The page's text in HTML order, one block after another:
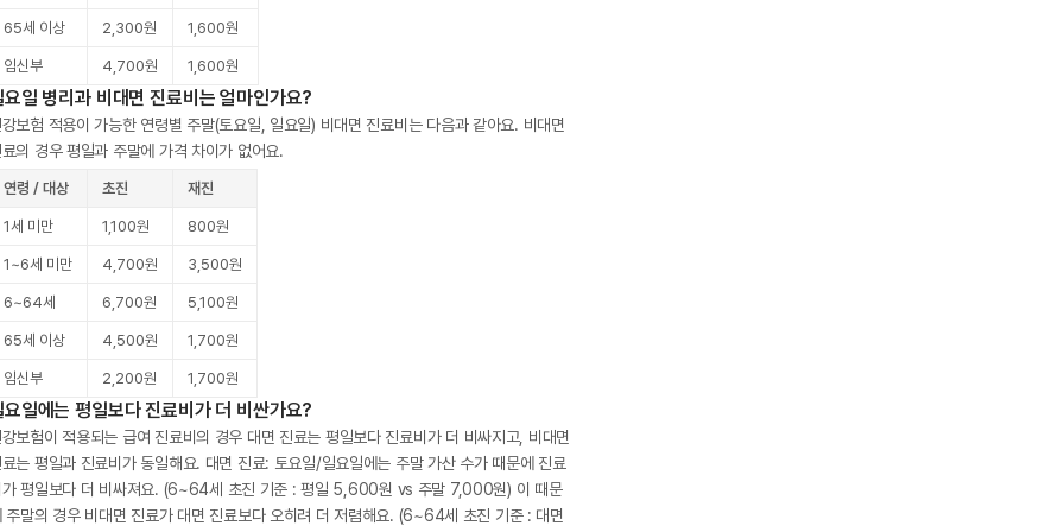
65세 이상 2,300원 1,600원
임신부 4,700원 1,600원
요일 병리과 비대면 진료비는 얼마인가요?
강보험 적용이 가능한 연령별 주말(토요일, 일요일) 비대면 진료비는 다음과 같아요. 비대면
료의 경우 평일과 주말에 가격 차이가 없어요.
연령 / 대상 초진 재진
1세 미만 1,100원 800원
1~6세 미만 4,700원 3,500원
6~64세 6,700원 5,100원
65세 이상 4,500원 1,700원
임신부 2,200원 1,700원
요일에는 평일보다 진료비가 더 비싼가요?
강보험이 적용되는 급여 진료비의 경우 대면 진료는 평일보다 진료비가 더 비싸지고, 비대면
료는 평일과 진료비가 동일해요. 대면 진료: 토요일/일요일에는 주말 가산 수가 때문에 진료
가 평일보다 더 비싸져요. (6~64세 초진 기준 : 평일 5,600원 vs 주말 7,000원) 이 때문
주말의 경우 비대면 진료가 대면 진료보다 오히려 더 저렴해요. (6~64세 초진 기준 : 대면